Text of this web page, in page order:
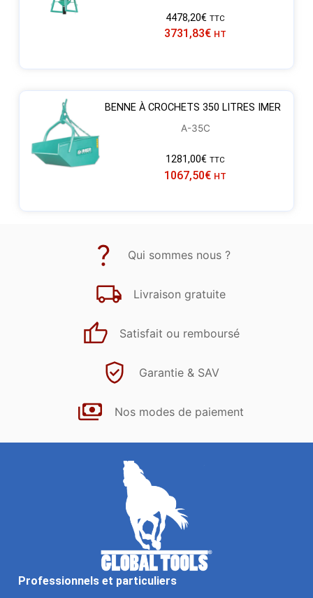
4478,20€ TTC
3731,83€ HT
BENNE À CROCHETS 350 LITRES IMER
A-35C
1281,00€ TTC
1067,50€ HT
Qui sommes nous ?
Livraison gratuite
Satisfait ou remboursé
Garantie & SAV
Nos modes de paiement
Professionnels et particuliers